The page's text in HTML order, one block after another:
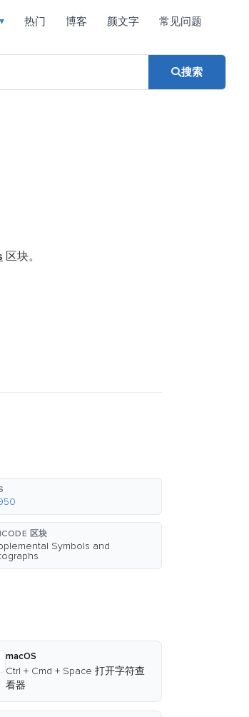
▾ 热门 博客 颜文字 常见问题
搜索
区块。
区块
Symbols and
macOS
Ctrl + Cmd + Space 打开字符查
看器